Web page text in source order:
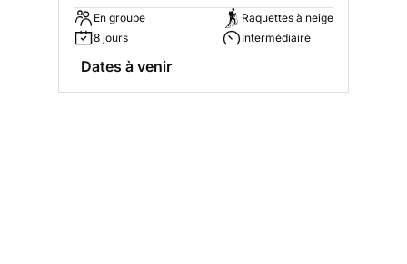
En groupe
8 jours
Raquettes à neige
Intermédiaire
Dates à venir